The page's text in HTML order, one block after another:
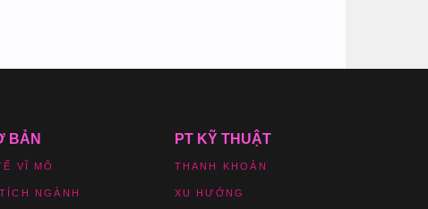
BẢN
VĨ MÔ
NGÀNH
PT KỸ THUẬT
THANH KHOẢN
XU HƯỚNG